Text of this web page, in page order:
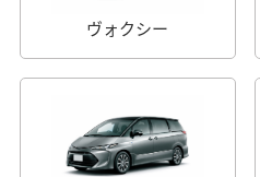
ヴォクシー